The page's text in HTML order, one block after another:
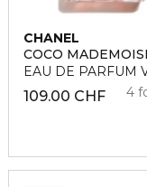
CHANEL
COCO
EAU DE PARFUM
109.00 CHF 4